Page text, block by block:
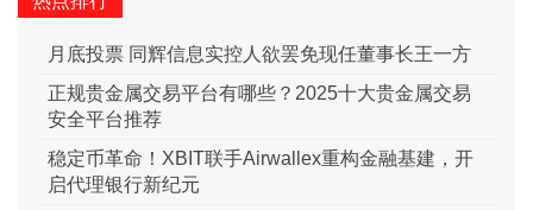
月底投票 同辉信息实控人欲罢免现任董事长王一方
正规贵金属交易平台有哪些？2025十大贵金属交易
安全平台推荐
稳定币革命！XBIT联手Airwallex重构金融基建，开
启代理银行新纪元